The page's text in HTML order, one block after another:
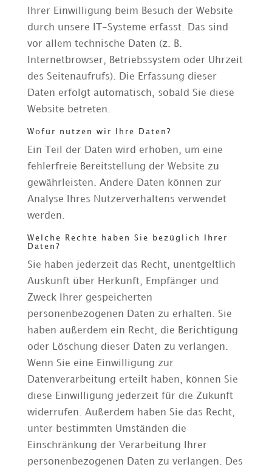
Ihrer Einwilligung beim Besuch der Website
durch unsere IT-Systeme erfasst. Das sind
vor allem technische Daten (z. B.
Internetbrowser, Betriebssystem oder Uhrzeit
des Seitenaufrufs). Die Erfassung dieser
Daten erfolgt automatisch, sobald Sie diese
Website betreten.
Wofür nutzen wir Ihre Daten?
Ein Teil der Daten wird erhoben, um eine
fehlerfreie Bereitstellung der Website zu
gewährleisten. Andere Daten können zur
Analyse Ihres Nutzerverhaltens verwendet
werden.
Welche Rechte haben Sie bezüglich Ihrer
Daten?
Sie haben jederzeit das Recht, unentgeltlich
Auskunft über Herkunft, Empfänger und
Zweck Ihrer gespeicherten
personenbezogenen Daten zu erhalten. Sie
haben außerdem ein Recht, die Berichtigung
oder Löschung dieser Daten zu verlangen.
Wenn Sie eine Einwilligung zur
Datenverarbeitung erteilt haben, können Sie
diese Einwilligung jederzeit für die Zukunft
widerrufen. Außerdem haben Sie das Recht,
unter bestimmten Umständen die
Einschränkung der Verarbeitung Ihrer
personenbezogenen Daten zu verlangen. Des